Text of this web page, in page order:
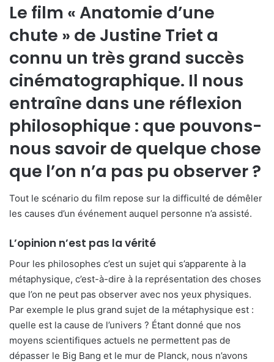
Le film « Anatomie d’une
chute » de Justine Triet a
connu un très grand succès
cinématographique. Il nous
entraîne dans une réflexion
philosophique : que pouvons-
nous savoir de quelque chose
que l’on n’a pas pu observer ?
Tout le scénario du film repose sur la difficulté de démêler
les causes d’un événement auquel personne n’a assisté.
L’opinion n’est pas la vérité
Pour les philosophes c’est un sujet qui s’apparente à la
métaphysique, c’est-à-dire à la représentation des choses
que l’on ne peut pas observer avec nos yeux physiques.
Par exemple le plus grand sujet de la métaphysique est :
quelle est la cause de l’univers ? Étant donné que nos
moyens scientifiques actuels ne permettent pas de
dépasser le Big Bang et le mur de Planck, nous n’avons